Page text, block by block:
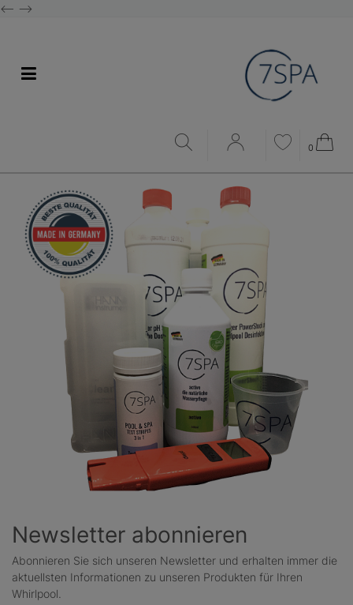
<-- -->
0
Newsletter abonnieren
Abonnieren Sie sich unseren Newsletter und erhalten immer die
aktuellsten Informationen zu unseren Produkten für Ihren
Whirlpool.